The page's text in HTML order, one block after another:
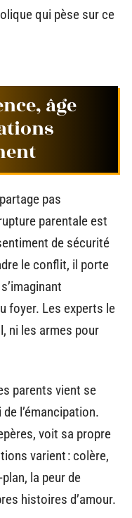
qui pèse sur ce
âge
pas
parentale est
de sécurité
le conflit, il porte
foyer. Les experts le
ni les armes pour
parents vient se
l’émancipation.
voit sa propre
varient : colère,
la peur de
histoires d’amour.